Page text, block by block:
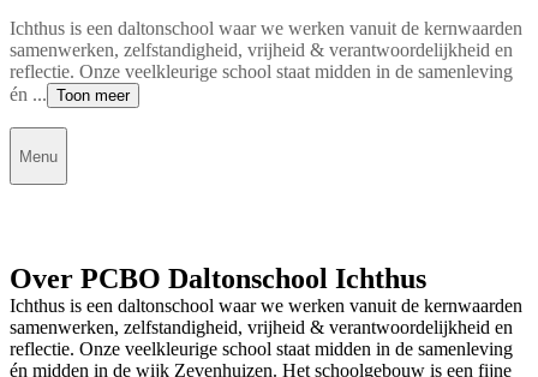
Ichthus is een daltonschool waar we werken vanuit de kernwaarden
samenwerken, zelfstandigheid, vrijheid & verantwoordelijkheid en
reflectie. Onze veelkleurige school staat midden in de samenleving
én ... Toon meer
Menu
Over PCBO Daltonschool Ichthus
Ichthus is een daltonschool waar we werken vanuit de kernwaarden
samenwerken, zelfstandigheid, vrijheid & verantwoordelijkheid en
reflectie. Onze veelkleurige school staat midden in de samenleving
én midden in de wijk Zevenhuizen. Het schoolgebouw is een fijne